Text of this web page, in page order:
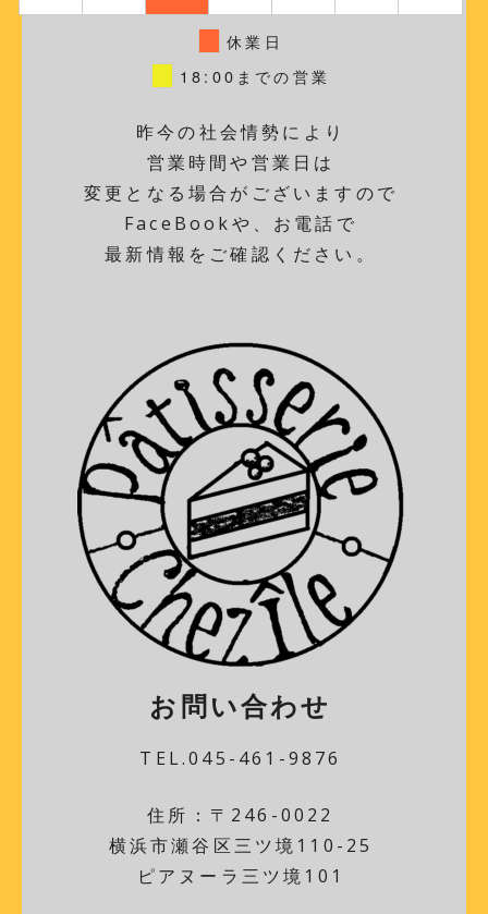
休業日
18:00までの営業
昨今の社会情勢により
営業時間や営業日は
変更となる場合がございますので
FaceBookや、お電話で
最新情報をご確認ください。
お問い合わせ
TEL.045-461-9876
住所：〒246-0022
横浜市瀬谷区三ツ境110-25
ピアヌーラ三ツ境101